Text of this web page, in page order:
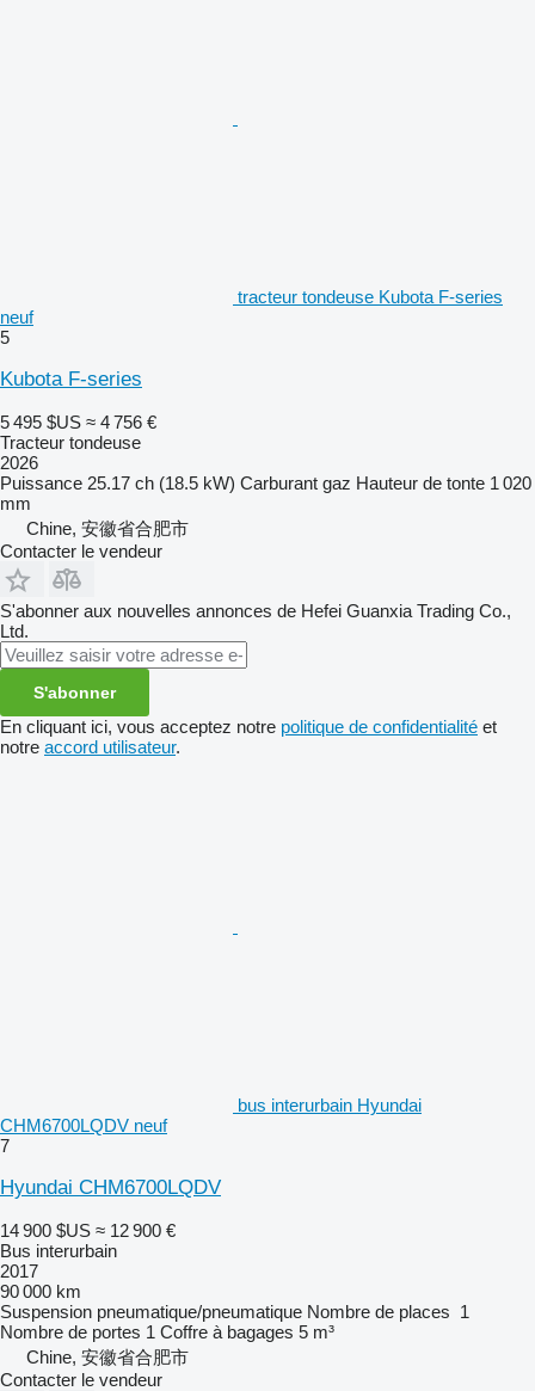
tracteur tondeuse Kubota F-series
neuf
5
Kubota F-series
5 495 $US ≈ 4 756 €
Tracteur tondeuse
2026
Puissance 25.17 ch (18.5 kW) Carburant gaz Hauteur de tonte 1 020
mm
Chine, 安徽省合肥市
Contacter le vendeur
S'abonner aux nouvelles annonces de Hefei Guanxia Trading Co.,
Ltd.
S'abonner
En cliquant ici, vous acceptez notre politique de confidentialité et
notre accord utilisateur.
bus interurbain Hyundai
CHM6700LQDV neuf
7
Hyundai CHM6700LQDV
14 900 $US ≈ 12 900 €
Bus interurbain
2017
90 000 km
Suspension pneumatique/pneumatique Nombre de places 1
Nombre de portes 1 Coffre à bagages 5 m³
Chine, 安徽省合肥市
Contacter le vendeur